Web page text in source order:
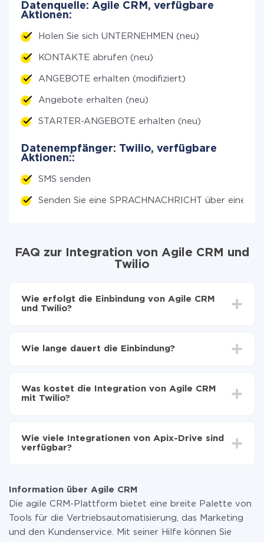
Datenquelle: Agile CRM, verfügbare
Aktionen:
Holen Sie sich UNTERNEHMEN (neu)
KONTAKTE abrufen (neu)
ANGEBOTE erhalten (modifiziert)
Angebote erhalten (neu)
STARTER-ANGEBOTE erhalten (neu)
Datenempfänger: Twilio, verfügbare
Aktionen::
SMS senden
Senden Sie eine SPRACHNACHRICHT über einen
FAQ zur Integration von Agile CRM und
Twilio
Wie erfolgt die Einbindung von Agile CRM
und Twilio?
übertragen
CRM auf Twilio übertragen
Wie lange dauert die Einbindung?
Im Durchschnitt dauert es 10-15 Minuten.
Was kostet die Integration von Agile CRM
mit Twilio?
zahlen nur für die Datenmenge, die über unseren
Service von einem System auf ein anderes übertragen
Weitere Informationen zu Tarifen
Wie viele Integrationen von Apix-Drive sind
verfügbar?
Information über Agile CRM
Die agile CRM-Plattform bietet eine breite Palette von
Tools für die Vertriebsautomatisierung, das Marketing
und den Kundenservice. Mit seiner Hilfe können Sie